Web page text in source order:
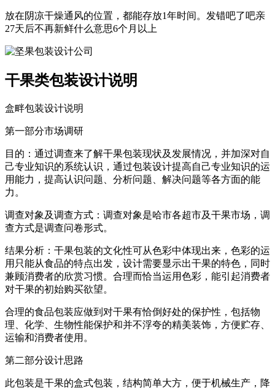
放在阴凉干燥通风的位置，都能存放1年时间。发错吧了吧亲
27天后不再新鲜什么意思6个月以上
干果类包装设计说明
盒畔包装设计说明
第一部分市场调研
目的：通过调查来了解干果包装现状及发展情况，并加深对自
己专业知识的系统认识，通过包装设计提高自己专业知识的运
用能力，提高认识问题、分析问题、解决问题等各方面的能
力。
调查对象及调查方式：调查对象是哈市各超市及干果市场，调
查方式是调查问卷形式。
结果分析：干果包装的文化性可从色彩中体现出来，色彩的运
用只能从食品的特点出发，设计需要显示出干果的特色，同时
兼顾消费者的欣赏习惯。合理而恰当运用色彩，能引起消费者
对干果的初始购买欲望。
合理的食品包装应做到对干果有恰倒好处的保护性，包括物
理、化学、生物性能保护和并不浮夸的精美装饰，方便贮存、
运输和消费者使用。
第二部分设计思路
此包装是干果的盒式包装，结构简单大方，便于机械生产，降